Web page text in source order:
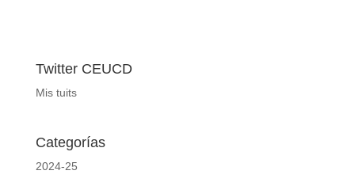
Twitter CEUCD
Mis tuits
Categorías
2024-25